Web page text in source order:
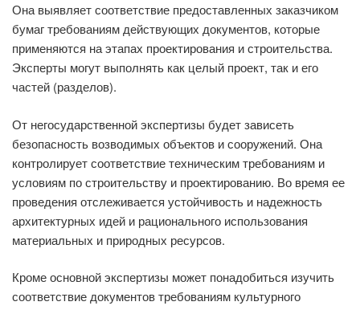
Она выявляет соответствие предоставленных заказчиком
бумаг требованиям действующих документов, которые
применяются на этапах проектирования и строительства.
Эксперты могут выполнять как целый проект, так и его
частей (разделов).
От негосударственной экспертизы будет зависеть
безопасность возводимых объектов и сооружений. Она
контролирует соответствие техническим требованиям и
условиям по строительству и проектированию. Во время ее
проведения отслеживается устойчивость и надежность
архитектурных идей и рационального использования
материальных и природных ресурсов.
Кроме основной экспертизы может понадобиться изучить
соответствие документов требованиям культурного